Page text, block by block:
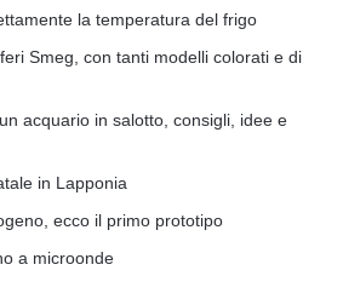
la temperatura del frigo
Smeg, con tanti modelli colorati e di
acquario in salotto, consigli, idee e
in Lapponia
ecco il primo prototipo
a microonde